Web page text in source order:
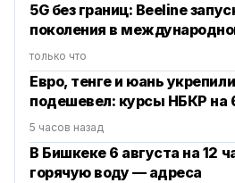
5G без границ: Beeline
поколения в
только что
Евро, тенге и юань
подешевел: курсы НБКР на
5 часов назад
В Бишкеке 6 августа на 12
горячую воду — адреса